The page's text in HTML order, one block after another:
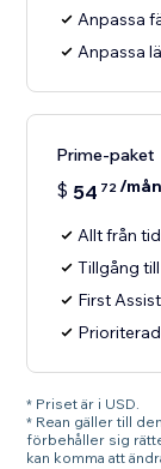
Anpassa
Anpassa
Prime-paket
$ 54 72/
Allt från
Tillgång
First Assist
* Priset är i USD.
* Rean gäller till
förbehåller sig
kan komma att